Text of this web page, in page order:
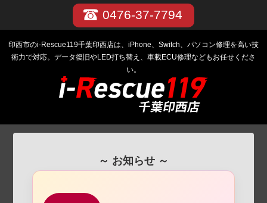
0476-37-7794
印西市のi-Rescue119千葉印西店は、iPhone、Switch、パソコン修理を高い技
術力で対応。データ復旧やLED打ち替え、車載ECU修理などもお任せくださ
い。
～ お知らせ ～